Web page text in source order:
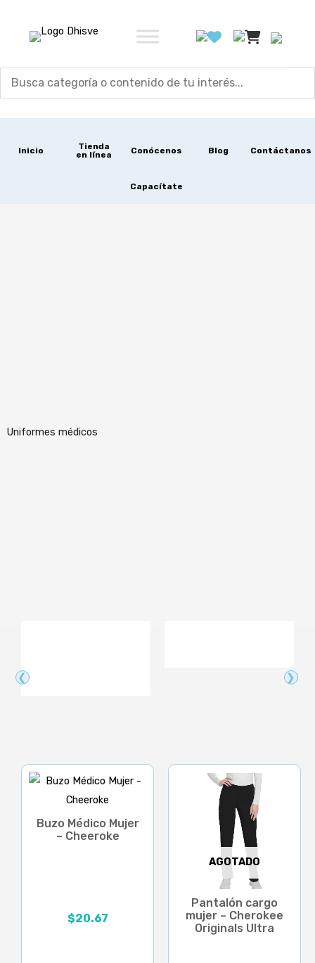
contenido
Inicio
Tienda
en línea
Conócenos Blog Contáctanos
Capacítate
Uniformes médicos
❮ ❯
Buzo Médico Mujer
– Cheeroke
$20.67
AGOTADO
Pantalón cargo
mujer – Cherokee
Originals Ultra